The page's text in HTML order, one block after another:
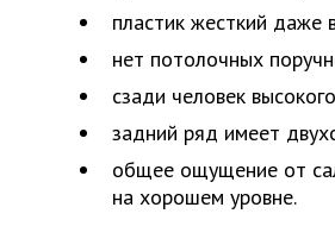
пластик жесткий даже
нет потолочных
сзади человек
задний ряд имеет
общее ощущение от
на хорошем уровне.